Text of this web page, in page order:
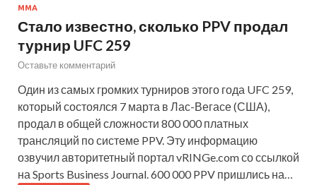
MMA
Стало известно, сколько PPV продал
турнир UFC 259
Оставьте комментарий
Один из самых громких турниров этого года UFC 259,
который состоялся 7 марта в Лас-Вегасе (США),
продал в общей сложности 800 000 платных
трансляций по системе PPV. Эту информацию
озвучил авторитетный портал vRINGe.com со ссылкой
на Sports Business Journal. 600 000 PPV пришлись на…